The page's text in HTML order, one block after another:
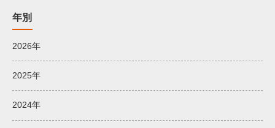
年別
2026年
2025年
2024年